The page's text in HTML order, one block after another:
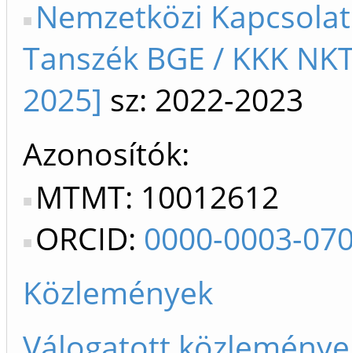
Nemzetközi
Tanszék BGE / KKK
2025] sz: 2022-2023
Azonosítók
MTMT: 10012612
ORCID: 0000-0003-
Közlemények